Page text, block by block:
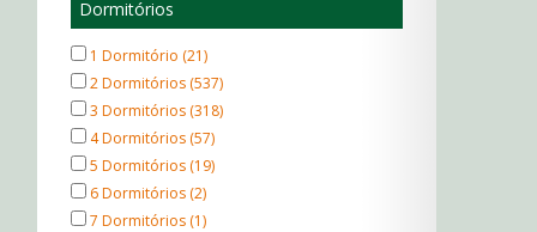
Boa Vista (4)
CAMPESTRE (6)
CENTREVILLE (1)
CENTRO (13)
CONDOMÍNIO MARACANA (1)
Campanário (1)
Campestre (39)
Campestre/Jardim (1)
Dormitórios
1 Dormitório (21)
2 Dormitórios (537)
3 Dormitórios (318)
4 Dormitórios (57)
5 Dormitórios (19)
6 Dormitórios (2)
7 Dormitórios (1)